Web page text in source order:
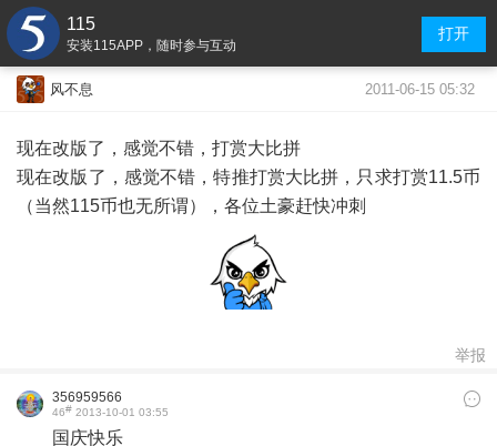
115
安装115APP，随时参与互动
打开
风不息 2011-06-15 05:32
现在改版了，感觉不错，打赏大比拼
现在改版了，感觉不错，特推打赏大比拼，只求打赏11.5币
（当然115币也无所谓），各位土豪赶快冲刺
举报
356959566
46# 2013-10-01 03:55
国庆快乐